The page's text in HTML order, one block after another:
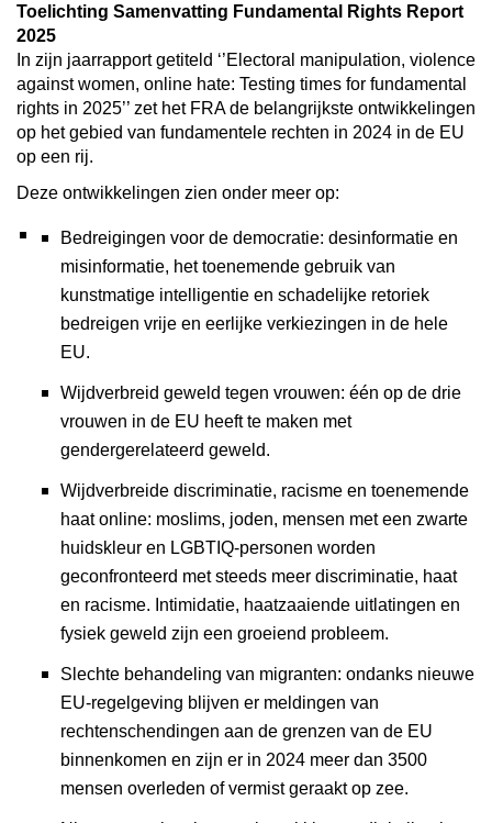
Toelichting Samenvatting Fundamental Rights Report
2025
In zijn jaarrapport getiteld ‘’Electoral manipulation, violence
against women, online hate: Testing times for fundamental
rights in 2025’’ zet het FRA de belangrijkste ontwikkelingen
op het gebied van fundamentele rechten in 2024 in de EU
op een rij.
Deze ontwikkelingen zien onder meer op:
Bedreigingen voor de democratie: desinformatie en
misinformatie, het toenemende gebruik van
kunstmatige intelligentie en schadelijke retoriek
bedreigen vrije en eerlijke verkiezingen in de hele
EU.
Wijdverbreid geweld tegen vrouwen: één op de drie
vrouwen in de EU heeft te maken met
gendergerelateerd geweld.
Wijdverbreide discriminatie, racisme en toenemende
haat online: moslims, joden, mensen met een zwarte
huidskleur en LGBTIQ-personen worden
geconfronteerd met steeds meer discriminatie, haat
en racisme. Intimidatie, haatzaaiende uitlatingen en
fysiek geweld zijn een groeiend probleem.
Slechte behandeling van migranten: ondanks nieuwe
EU-regelgeving blijven er meldingen van
rechtenschendingen aan de grenzen van de EU
binnenkomen en zijn er in 2024 meer dan 3500
mensen overleden of vermist geraakt op zee.